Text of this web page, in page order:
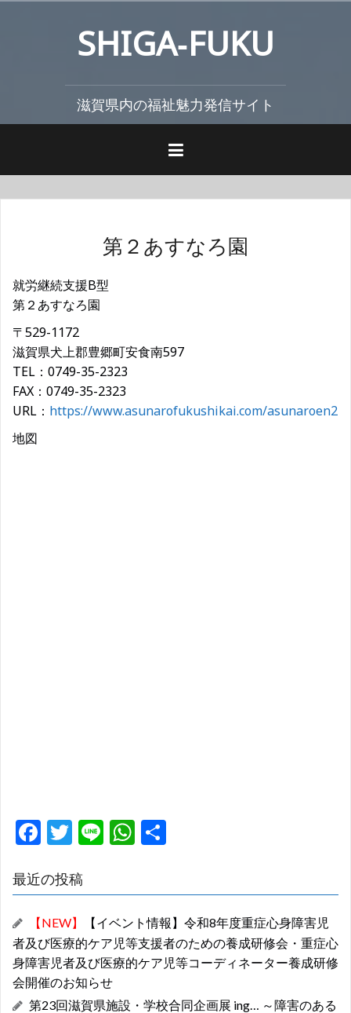
ス
SHIGA‐FUKU
滋賀県内の福祉魅力発信サイト
第２あすなろ園
就労継続支援B型
第２あすなろ園
〒529-1172
滋賀県犬上郡豊郷町安食南597
TEL：0749-35-2323
FAX：0749-35-2323
URL： https://www.asunarofukushikai.com/asunaroen2
地図
F
e
o
o
k
T
itt
Li W
A
p
最近の投稿
【NEW】
【イベント情報】令和8年度重症心身障害児
者及び医療的ケア児等支援者のための養成研修会・重症心
身障害児者及び医療的ケア児等コーディネーター養成研修
会開催のお知らせ
第23回滋賀県施設・学校合同企画展 ing… ～障害のある